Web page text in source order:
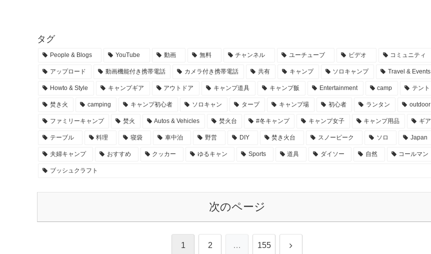
タグ
People & Blogs YouTube 動画 無料 チャンネル ユーチューブ ビデオ コミュニティ
アップロード 動画機能付き携帯電話 カメラ付き携帯電話 共有 キャンプ ソロキャンプ Travel & Events
Howto & Style キャンプギア アウトドア キャンプ道具 キャンプ飯 Entertainment camp テント
焚き火 camping キャンプ初心者 ソロキャン タープ キャンプ場 初心者 ランタン outdoor
ファミリーキャンプ 焚火 Autos & Vehicles 焚火台 #冬キャンプ キャンプ女子 キャンプ用品 ギア
テーブル 料理 寝袋 車中泊 野営 DIY 焚き火台 スノーピーク ソロ Japan
夫婦キャンプ おすすめ クッカー ゆるキャン Sports 道具 ダイソー 自然 コールマン
ブッシュクラフト
次のページ
1 2 … 155 次